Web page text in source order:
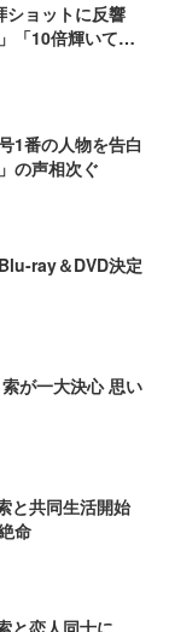
ショットに反響
「10倍輝いて
1番の人物を告白
の声相次ぐ
ray＆DVD決定
が一大決心 思い
と共同生活開始
命